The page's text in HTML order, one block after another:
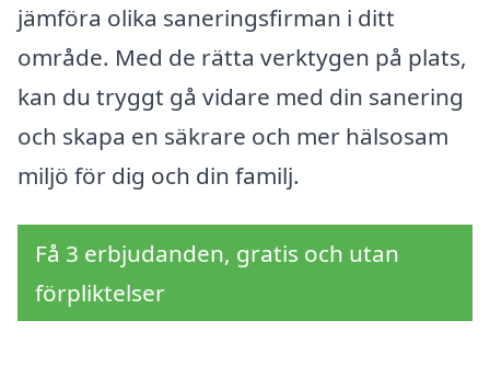
jämföra olika saneringsfirman i ditt
område. Med de rätta verktygen på plats,
kan du tryggt gå vidare med din sanering
och skapa en säkrare och mer hälsosam
miljö för dig och din familj.
Få 3 erbjudanden, gratis och utan
förpliktelser